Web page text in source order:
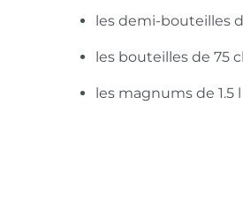
les demi-bouteilles
les bouteilles de 75
les magnums de 1.5